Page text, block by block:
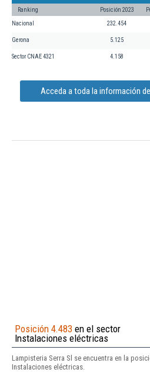
Ranking Posición 2023
Nacional 232.454
Gerona 5.125
Sector CNAE 4321 4.158
Acceda a toda la información
Posición 4.483 en el sector
Instalaciones eléctricas
Lampisteria Serra Sl se encuentra en la
Instalaciones eléctricas.